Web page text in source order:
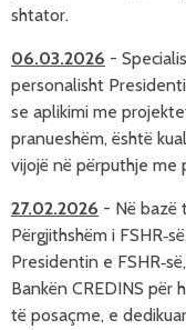
shtator.
06.03.2026 -
personalisht
se aplikimi me
pranueshëm, është
vijojë në përputhje me
27.02.2026 - Në bazë
Përgjithshëm i
Presidentin e
Bankën CREDINS për
të posaçme, e